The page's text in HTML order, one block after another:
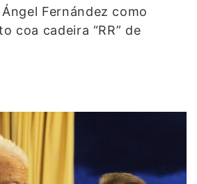
Fernández como
coa cadeira “RR” de